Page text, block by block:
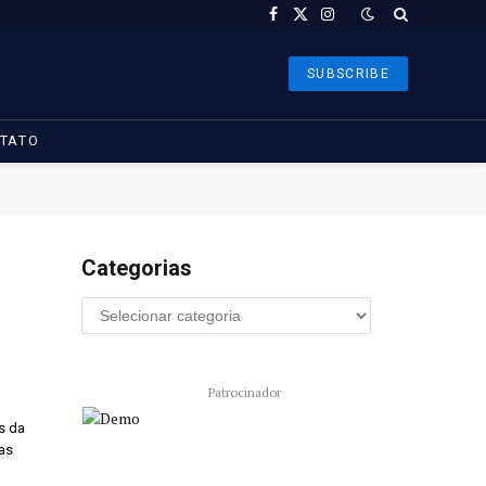
Facebook
X
Instagram
SUBSCRIBE
da
Categorias
Patrocinador